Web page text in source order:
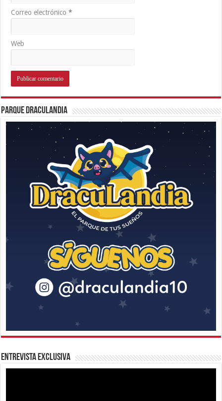
Correo electrónico*
Web
Parque Draculandia
Entrevista Exclusiva